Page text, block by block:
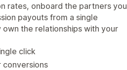
rates, onboard the partners you
payouts from a single
the relationships with your
click